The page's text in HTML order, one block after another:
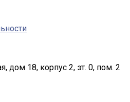
дом 18, корпус 2, эт. 0, пом. 2